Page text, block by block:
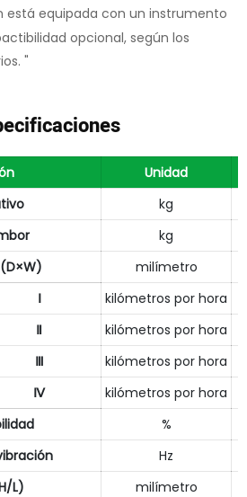
está equipada con un instrumento
opcional, según los
"
Unidad
kg
kg
milímetro
Ⅰ
kilómetros por hora
Ⅱ
kilómetros por hora
Ⅲ
kilómetros por hora
Ⅳ
kilómetros por hora
%
Hz
L)
milímetro